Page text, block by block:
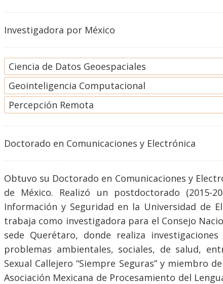
Investigadora por México
Ciencia de Datos Geoespaciales
Geointeligencia Computacional
Percepción Remota
Doctorado en Comunicaciones y Electrónica
Obtuvo su Doctorado en Comunicaciones y
de México. Realizó un postdoctorado
Información y Seguridad en la Universidad de
trabaja como investigadora para el Consejo
sede Querétaro, donde realiza
problemas ambientales, sociales, de salud,
Sexual Callejero “Siempre Seguras” y miembro
Asociación Mexicana de Procesamiento del